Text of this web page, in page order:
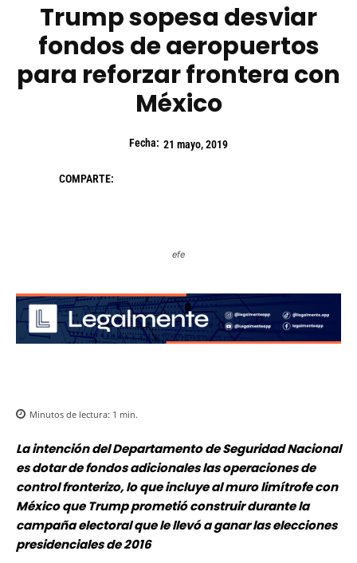
Trump sopesa desviar
fondos de aeropuertos
para reforzar frontera con
México
Fecha: 21 mayo, 2019
COMPARTE:
efe
Minutos de lectura: 1 min.
La intención del Departamento de Seguridad Nacional
es dotar de fondos adicionales las operaciones de
control fronterizo, lo que incluye al muro limítrofe con
México que Trump prometió construir durante la
campaña electoral que le llevó a ganar las elecciones
presidenciales de 2016